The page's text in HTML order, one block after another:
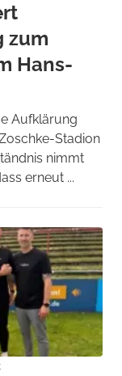
zum
Hans-
Aufklärung
Stadion
nimmt
erneut ...